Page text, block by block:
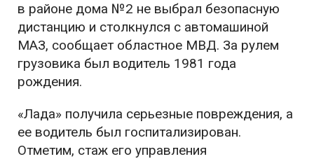
в районе дома №2 не выбрал безопасную
дистанцию и столкнулся с автомашиной
МАЗ, сообщает областное МВД. За рулем
грузовика был водитель 1981 года
рождения.
«Лада» получила серьезные повреждения, а
ее водитель был госпитализирован.
Отметим, стаж его управления